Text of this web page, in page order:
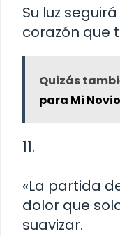
Su luz
corazón que
Quizás
para Mi
11.
«La partida
dolor que
suavizar.